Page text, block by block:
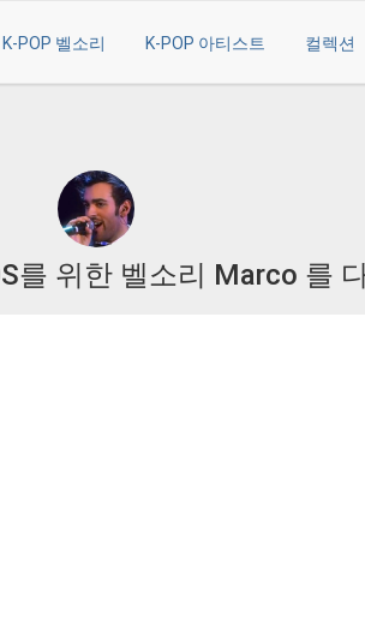
K-POP 벨소리 K-POP 아티스트 컬렉션
를 위한 벨소리 Marco 를